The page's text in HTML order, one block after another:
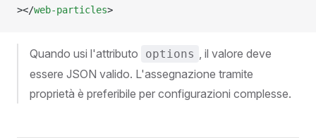
></web-particles>
Quando usi l'attributo options
, il valore deve
essere JSON valido. L'assegnazione tramite
proprietà è preferibile per configurazioni complesse.